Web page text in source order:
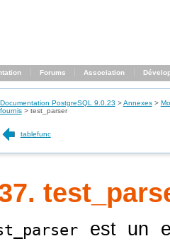
Forums Association
Documentation PostgreSQL 9.0.23 >Annexes>
fournis> test_parser
tablefunc
est un